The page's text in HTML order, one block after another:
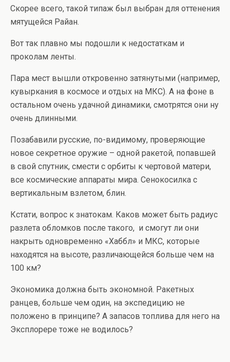
Скорее всего, такой типаж был выбран для оттенения
мятущейся Райан.
Вот так плавно мы подошли к недостаткам и
проколам ленты.
Пара мест вышли откровенно затянутыми (например,
кувыркания в космосе и отдых на МКС). А на фоне в
остальном очень удачной динамики, смотрятся они ну
очень длинными.
Позабавили русские, по-видимому, проверяющие
новое секретное оружие – одной ракетой, попавшей
в свой спутник, смести с орбиты к чертовой матери,
все космические аппараты мира. Сенокосилка с
вертикальным взлетом, блин.
Кстати, вопрос к знатокам. Каков может быть радиус
разлета обломков после такого, и смогут ли они
накрыть одновременно «Хаббл» и МКС, которые
находятся на высоте, различающейся больше чем на
100 км?
Экономика должна быть экономной. Ракетных
ранцев, больше чем один, на экспедицию не
положено в принципе? А запасов топлива для него на
Эксплорере тоже не водилось?